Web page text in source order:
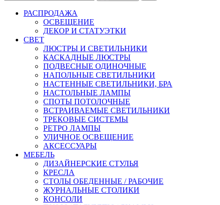
РАСПРОДАЖА
ОСВЕЩЕНИЕ
ДЕКОР И СТАТУЭТКИ
CВЕТ
ЛЮСТРЫ И СВЕТИЛЬНИКИ
КАСКАДНЫЕ ЛЮСТРЫ
ПОДВЕСНЫЕ ОДИНОЧНЫЕ
НАПОЛЬНЫЕ СВЕТИЛЬНИКИ
НАСТЕННЫЕ СВЕТИЛЬНИКИ, БРА
НАСТОЛЬНЫЕ ЛАМПЫ
СПОТЫ ПОТОЛОЧНЫЕ
ВСТРАИВАЕМЫЕ СВЕТИЛЬНИКИ
ТРЕКОВЫЕ СИСТЕМЫ
РЕТРО ЛАМПЫ
УЛИЧНОЕ ОСВЕЩЕНИЕ
АКСЕССУАРЫ
МЕБЕЛЬ
ДИЗАЙНЕРСКИЕ СТУЛЬЯ
КРЕСЛА
СТОЛЫ ОБЕДЕННЫЕ / РАБОЧИЕ
ЖУРНАЛЬНЫЕ СТОЛИКИ
КОНСОЛИ